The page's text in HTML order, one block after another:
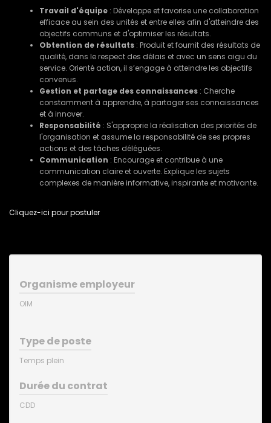
Travail d'équipe : Développe et favorise une collaboration
efficace au sein des unités et entre elles afin d'atteindre des
objectifs communs et d'optimiser les résultats.
Obtention de résultats : Produit et fournit des résultats de
qualité, dans le respect des délais et avec un sens aigu du
service. Orienté action, il s’engage à atteindre les objectifs
convenus.
Gestion et partage des connaissances : Cherche
constamment à apprendre, à partager ses connaissances
et à innover.
Responsabilité : S'approprie la réalisation des priorités de
l'organisation et assume la responsabilité de ses propres
actions et des tâches déléguées.
Communication : Encourage et contribue à une
communication claire et ouverte. Explique les sujets
complexes de manière informative, inspirante et motivante.
Cliquez-ici pour postuler
Organisme employeur
OIM
Type de poste
Temps plein
Durée du contrat
CDD